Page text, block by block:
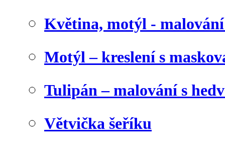
Květina, motýl -
Motýl – kreslení s
Tulipán – malování s
Větvička šeříku